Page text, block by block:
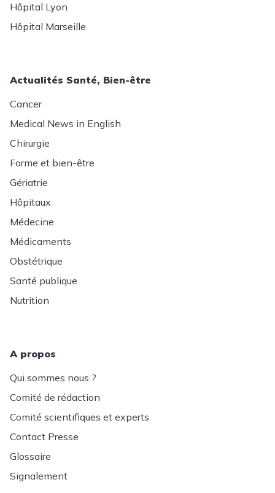
Hôpital Lyon
Hôpital Marseille
Actualités Santé, Bien-être
Cancer
Medical News in English
Chirurgie
Forme et bien-être
Gériatrie
Hôpitaux
Médecine
Médicaments
Obstétrique
Santé publique
Nutrition
A propos
Qui sommes nous ?
Comité de rédaction
Comité scientifiques et experts
Contact Presse
Glossaire
Signalement